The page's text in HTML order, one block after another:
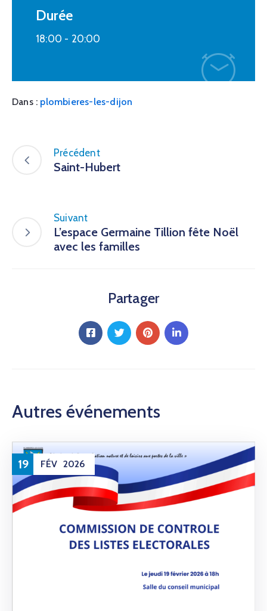
Durée
18:00 - 20:00
Dans : plombieres-les-dijon
Précédent
Saint-Hubert
Suivant
L’espace Germaine Tillion fête Noël
avec les familles
Partager
Autres événements
19 FÉV 2026